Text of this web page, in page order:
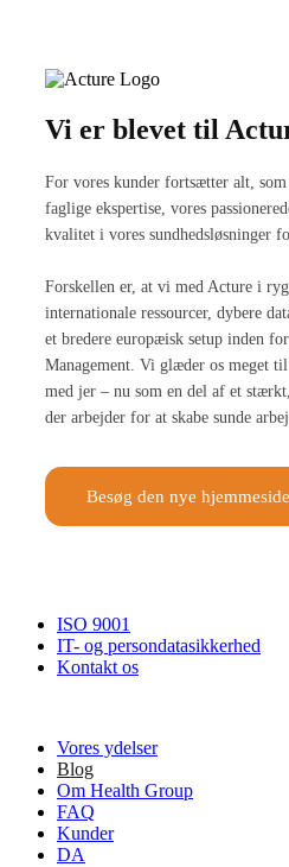
Vi er blevet til
For vores kunder fortsætter alt,
faglige ekspertise, vores
kvalitet i vores sundhedsløsninger
Forskellen er, at vi med Acture i
internationale ressourcer, dybere
et bredere europæisk setup inden
Management. Vi glæder os meget
med jer – nu som en del af et
der arbejder for at skabe sunde
Besøg den nye
ISO 9001
IT- og persondatasikkerhed
Kontakt os
Vores ydelser
Blog
Om Health Group
FAQ
Kunder
DA